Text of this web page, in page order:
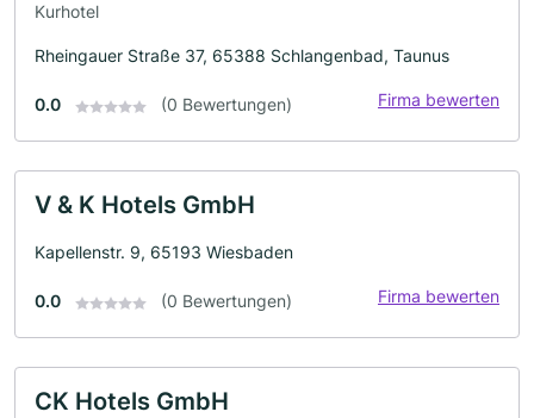
Kurhotel
Rheingauer Straße 37, 65388 Schlangenbad, Taunus
0.0 (0 Bewertungen) Firma bewerten
V & K Hotels GmbH
Kapellenstr. 9, 65193 Wiesbaden
0.0 (0 Bewertungen) Firma bewerten
CK Hotels GmbH